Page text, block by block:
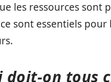
les ressources sont
sont essentiels
doit-on tous